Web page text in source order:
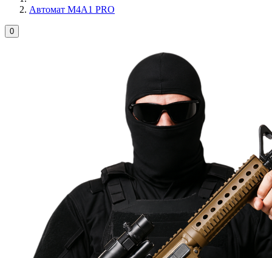
Автомат M4A1 PRO
0